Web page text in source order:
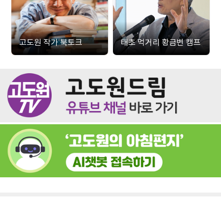
고도원 작가 북토크 태초 먹거리 황금변 캠프